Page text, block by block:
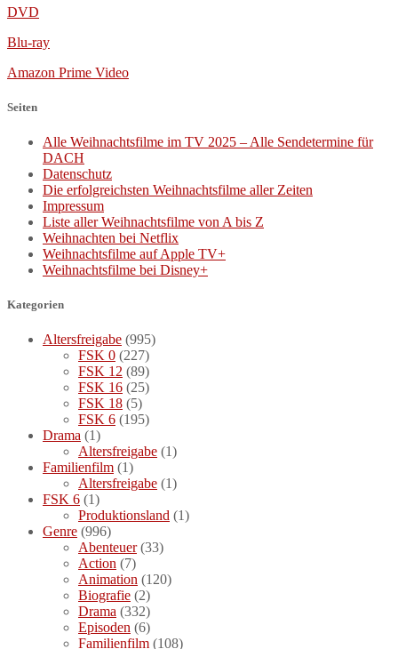
DVD
Blu-ray
Amazon Prime Video
Seiten
Alle Weihnachtsfilme im TV 2025 – Alle Sendetermine für
DACH
Datenschutz
Die erfolgreichsten Weihnachtsfilme aller Zeiten
Impressum
Liste aller Weihnachtsfilme von A bis Z
Weihnachten bei Netflix
Weihnachtsfilme auf Apple TV+
Weihnachtsfilme bei Disney+
Kategorien
Altersfreigabe (995)
FSK 0 (227)
FSK 12 (89)
FSK 16 (25)
FSK 18 (5)
FSK 6 (195)
Drama (1)
Altersfreigabe (1)
Familienfilm (1)
Altersfreigabe (1)
FSK 6 (1)
Produktionsland (1)
Genre (996)
Abenteuer(33)
Action (7)
Animation (120)
Biografie (2)
Drama (332)
Episoden (6)
Familienfilm (108)